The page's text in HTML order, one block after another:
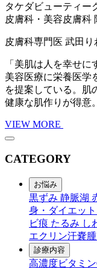
タケダビューティー
皮膚科・美容皮膚科
皮膚科専門医 武田り
「美肌は人を幸せ
美容医療に栄養医学
を提案している。肌
健康な肌作りが得意。
VIEW MORE
CATEGORY
お悩み
黒ずみ 静脈湖
身・ダイエット
ビ痕 たるみ し
エクリン汗嚢腫
診療内容
高濃度ビタミ